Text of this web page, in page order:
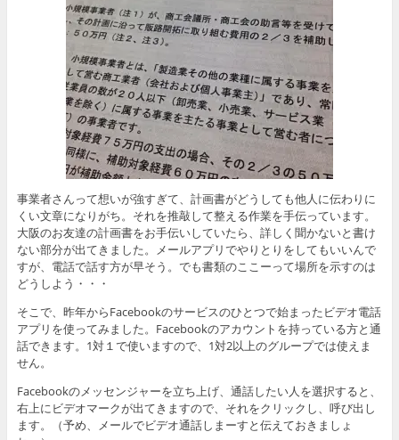
事業者さんって想いが強すぎて、計画書がどうしても他人に伝わりに
くい文章になりがち。それを推敲して整える作業を手伝っています。
大阪のお友達の計画書をお手伝いしていたら、詳しく聞かないと書け
ない部分が出てきました。メールアプリでやりとりをしてもいいんで
すが、電話で話す方が早そう。でも書類のここーって場所を示すのは
どうしよう・・・
そこで、昨年からFacebookのサービスのひとつで始まったビデオ電話
アプリを使ってみました。Facebookのアカウントを持っている方と通
話できます。1対１で使いますので、1対2以上のグループでは使えま
せん。
Facebookのメッセンジャーを立ち上げ、通話したい人を選択すると、
右上にビデオマークが出てきますので、それをクリックし、呼び出し
ます。（予め、メールでビデオ通話しまーすと伝えておきましょ